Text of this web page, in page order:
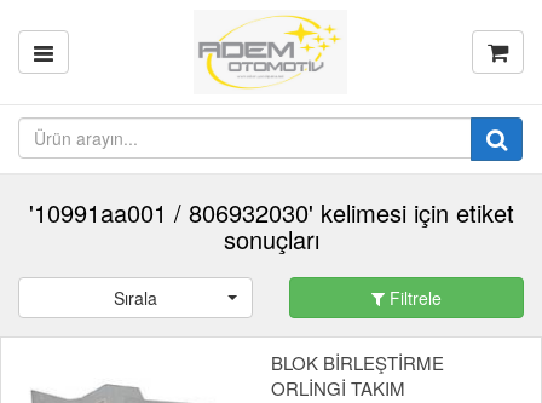
'10991aa001 / 806932030' kelimesi için etiket
sonuçları
Sırala Filtrele
BLOK BİRLEŞTİRME
ORLİNGİ TAKIM